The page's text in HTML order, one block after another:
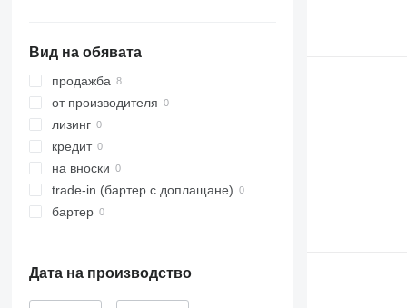
Вид на обявата
продажба
от производителя
лизинг
кредит
на вноски
trade-in (бартер с доплащане)
бартер
Дата на производство